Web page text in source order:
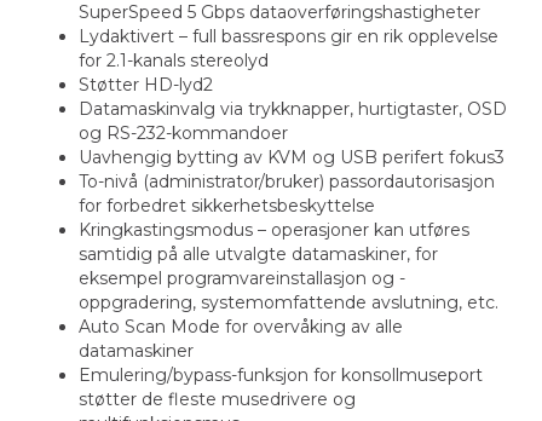
SuperSpeed 5 Gbps dataoverføringshastigheter
Lydaktivert – full bassrespons gir en rik opplevelse
for 2.1-kanals stereolyd
Støtter HD-lyd2
Datamaskinvalg via trykknapper, hurtigtaster, OSD
og RS-232-kommandoer
Uavhengig bytting av KVM og USB perifert fokus3
To-nivå (administrator/bruker) passordautorisasjon
for forbedret sikkerhetsbeskyttelse
Kringkastingsmodus – operasjoner kan utføres
samtidig på alle utvalgte datamaskiner, for
eksempel programvareinstallasjon og -
oppgradering, systemomfattende avslutning, etc.
Auto Scan Mode for overvåking av alle
datamaskiner
Emulering/bypass-funksjon for konsollmuseport
støtter de fleste musedrivere og